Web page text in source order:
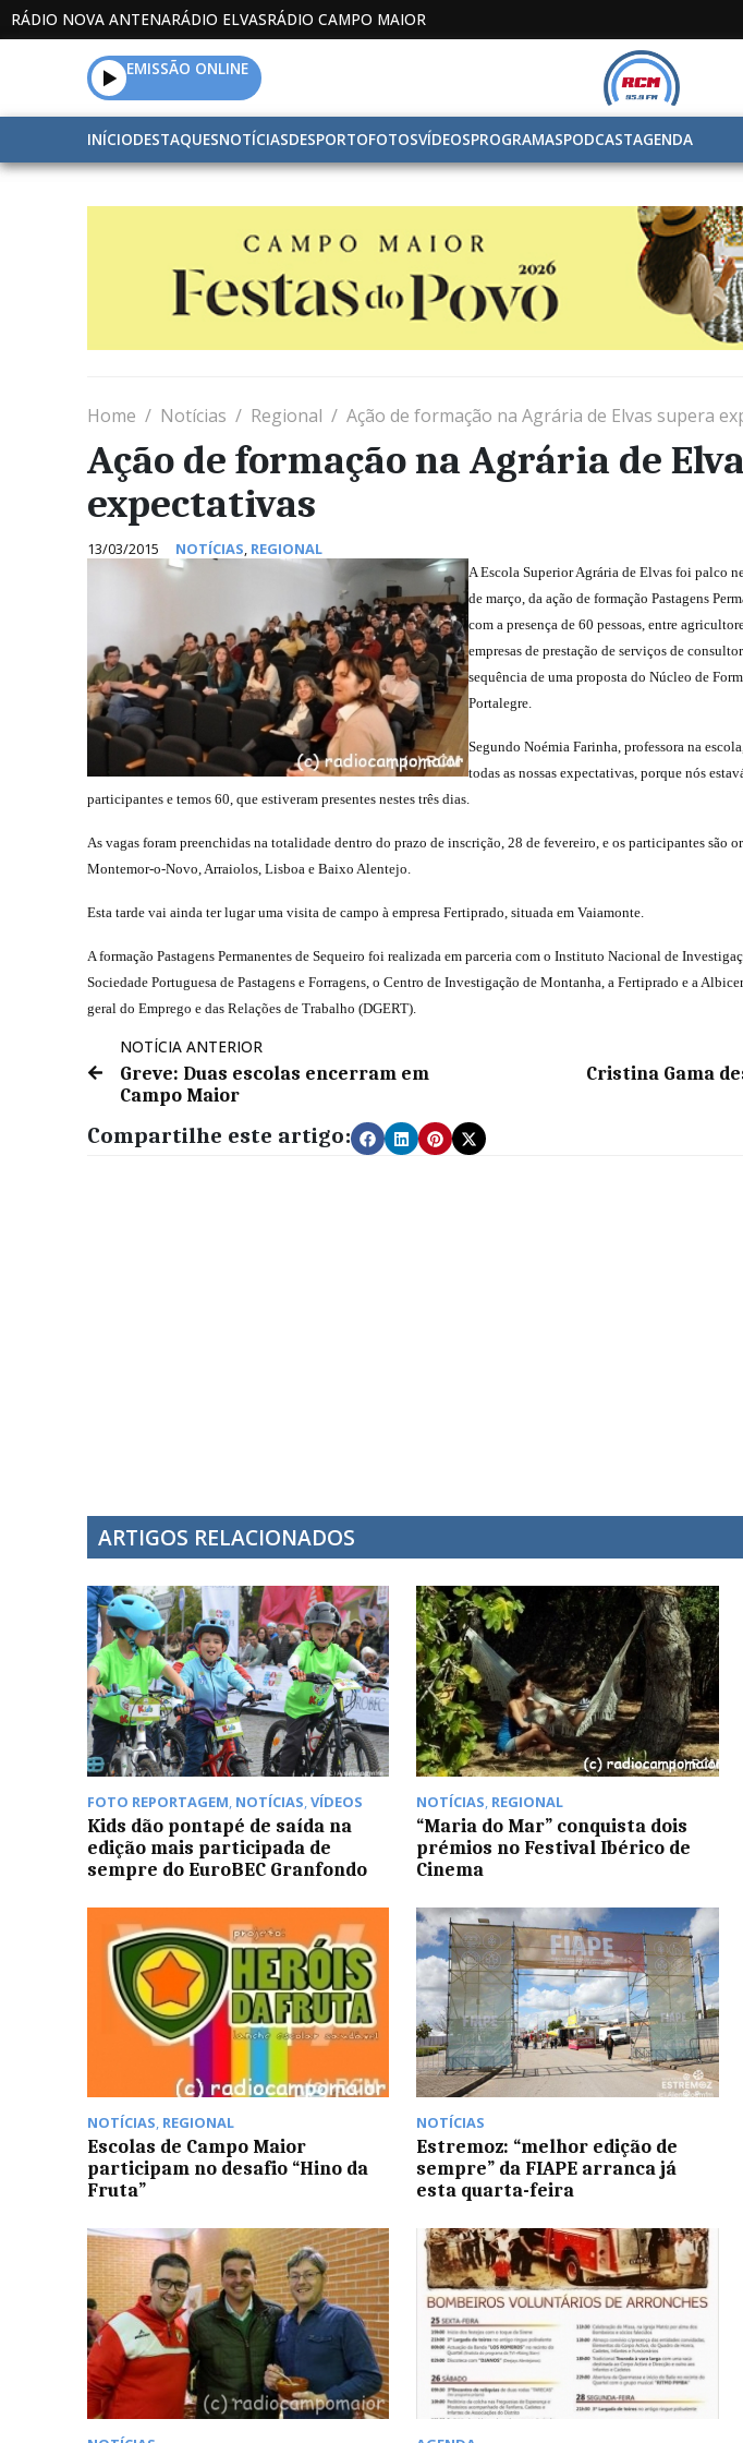
RÁDIO NOVA ANTENARÁDIO ELVASRÁDIO CAMPO MAIOR
EMISSÃO ONLINE
INÍCIODESTAQUESNOTÍCIASDESPORTOFOTOSVÍDEOSPROGRAMASPODCASTAGENDA
Home Notícias Regional Ação de formação na Agrária de Elvas supera
Ação de formação na Agrária de
expectativas
13/03/2015 NOTÍCIAS, REGIONAL
A Escola Superior Agrária de Elvas foi palco
de março, da ação de formação Pastagens
com a presença de 60 pessoas, entre
empresas de prestação de serviços de
sequência de uma proposta do Núcleo de
Portalegre.
Segundo Noémia Farinha, professora na
todas as nossas expectativas, porque nós
participantes e temos 60, que estiveram presentes nestes três dias.
As vagas foram preenchidas na totalidade dentro do prazo de inscrição, 28 de fevereiro, e os participantes são
Montemor-o-Novo, Arraiolos, Lisboa e Baixo Alentejo.
Esta tarde vai ainda ter lugar uma visita de campo à empresa Fertiprado, situada em Vaiamonte.
A formação Pastagens Permanentes de Sequeiro foi realizada em parceria com o Instituto Nacional de
Sociedade Portuguesa de Pastagens e Forragens, o Centro de Investigação de Montanha, a Fertiprado e a
geral do Emprego e das Relações de Trabalho (DGERT).
NOTÍCIA ANTERIOR
Greve: Duas escolas encerram em
Campo Maior
Cristina Gama
Compartilhe este artigo:
ARTIGOS RELACIONADOS
FOTO REPORTAGEM, NOTÍCIAS,VÍDEOS
Kids dão pontapé de saída na
edição mais participada de
sempre do EuroBEC Granfondo
NOTÍCIAS, REGIONAL
“Maria do Mar” conquista dois
prémios no Festival Ibérico de
Cinema
NOTÍCIAS, REGIONAL
Escolas de Campo Maior
participam no desafio “Hino da
Fruta”
NOTÍCIAS
Estremoz: “melhor edição de
sempre” da FIAPE arranca já
esta quarta-feira